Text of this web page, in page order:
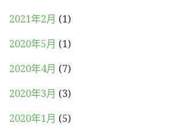
2021年2月 (1)
2020年5月 (1)
2020年4月 (7)
2020年3月 (3)
2020年1月 (5)